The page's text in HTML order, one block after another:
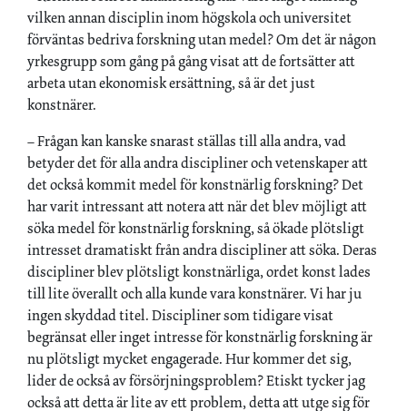
vilken annan disciplin inom högskola och universitet
förväntas bedriva forskning utan medel? Om det är någon
yrkesgrupp som gång på gång visat att de fortsätter att
arbeta utan ekonomisk ersättning, så är det just
konstnärer.
– Frågan kan kanske snarast ställas till alla andra, vad
betyder det för alla andra discipliner och vetenskaper att
det också kommit medel för konstnärlig forskning? Det
har varit intressant att notera att när det blev möjligt att
söka medel för konstnärlig forskning, så ökade plötsligt
intresset dramatiskt från andra discipliner att söka. Deras
discipliner blev plötsligt konstnärliga, ordet konst lades
till lite överallt och alla kunde vara konstnärer. Vi har ju
ingen skyddad titel. Discipliner som tidigare visat
begränsat eller inget intresse för konstnärlig forskning är
nu plötsligt mycket engagerade. Hur kommer det sig,
lider de också av försörjningsproblem? Etiskt tycker jag
också att detta är lite av ett problem, detta att utge sig för